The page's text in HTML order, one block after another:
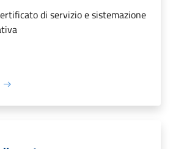
di servizio e sistemazione